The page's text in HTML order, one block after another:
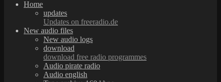
Home
updates
Updates on freeradio.de
New audio files
New audio logs
download
download free radio programmes
Audio pirate radio
Audio english